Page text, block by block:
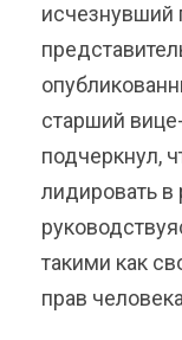
исчезнувший
старший
подчеркнул,
лидировать в
такими как
прав